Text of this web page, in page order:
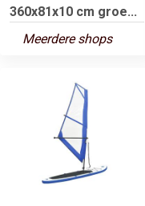
360x81x10 cm groe...
Meerdere shops